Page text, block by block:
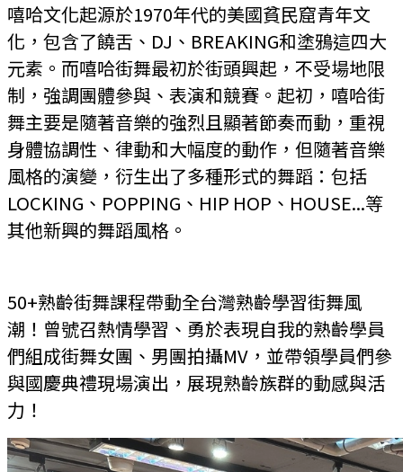
嘻哈文化起源於1970年代的美國貧民窟青年文
化，包含了饒舌、DJ、BREAKING和塗鴉這四大
元素。而嘻哈街舞最初於街頭興起，不受場地限
制，強調團體參與、表演和競賽。起初，嘻哈街
舞主要是隨著音樂的強烈且顯著節奏而動，重視
身體協調性、律動和大幅度的動作，但隨著音樂
風格的演變，衍生出了多種形式的舞蹈：包括
LOCKING、POPPING、HIP HOP、HOUSE...等
其他新興的舞蹈風格。
50+熟齡街舞課程帶動全台灣熟齡學習街舞風
潮 ！ 曾號召熱情學習、勇於表現自我的熟齡學員
們組成街舞女團、男團拍攝MV，並帶領學員們參
與國慶典禮現場演出，展現熟齡族群的動感與活
力！